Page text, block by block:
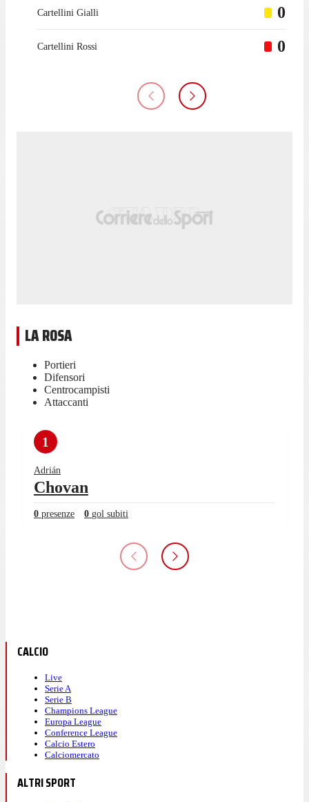
Cartellini Gialli 0
Cartellini Rossi 0
LA ROSA
Portieri
Difensori
Centrocampisti
Attaccanti
1
Adrián
Chovan
0 presenze 0 gol subiti
CALCIO
Live
Serie A
Serie B
Champions League
Europa League
Conference League
Calcio Estero
Calciomercato
ALTRI SPORT